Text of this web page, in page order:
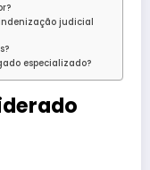
indenização judicial
especializado?